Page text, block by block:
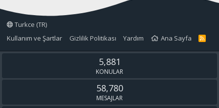
Turkce (TR)
Kullanım ve Şartlar
Gizlilik Politikası Yardım Ana Sayfa
R
S
5,881
KONULAR
58,780
MESAJLAR